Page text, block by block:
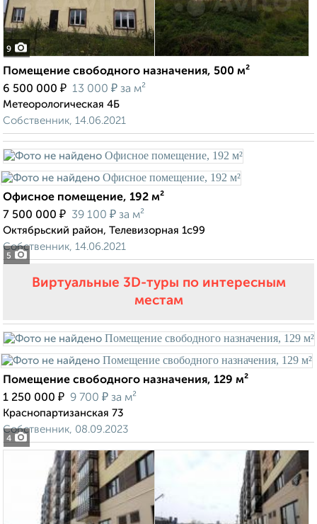
9
Помещение свободного назначения, 500 м²
6 500 000 ₽ 13 000 ₽ за м²
Метеорологическая 4Б
Собственник, 14.06.2021
5
Офисное помещение, 192 м²
7 500 000 ₽ 39 100 ₽ за м²
Октябрьский район, Телевизорная 1с99
Собственник, 14.06.2021
Виртуальные 3D-туры по интересным
местам
4
Помещение свободного назначения, 129 м²
1 250 000 ₽ 9 700 ₽ за м²
Краснопартизанская 73
Собственник, 08.09.2023